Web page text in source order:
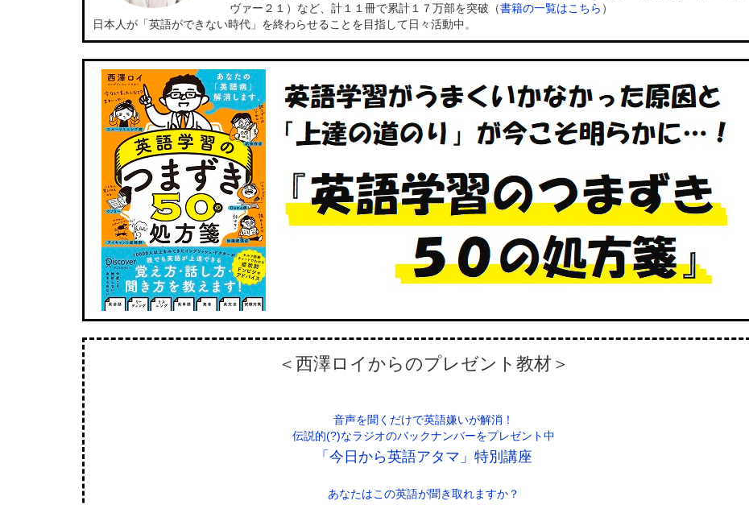
ヴァー２１）など、計１１冊で累計１７万部を突破（書籍の一覧はこちら ）
日本人が「英語ができない時代」を終わらせることを目指して日々活動中。
＜西澤ロイからのプレゼント教材＞
音声を聞くだけで英語嫌いが解消！
伝説的(?)なラジオのバックナンバーをプレゼント中
「今日から英語アタマ」特別講座
あなたはこの英語が聞き取れますか？